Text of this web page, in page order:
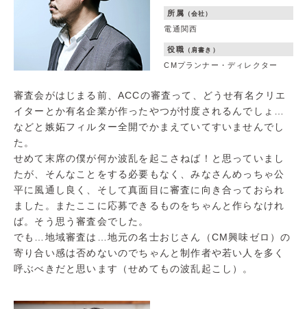
所属 （会社）
電通関西
役職 （肩書き）
CMプランナー・ディレクター
審査会がはじまる前、ACCの審査って、どうせ有名クリエ
イターとか有名企業が作ったやつが忖度されるんでしょ…
などと嫉妬フィルター全開でかまえていてすいませんでし
た。
せめて末席の僕が何か波乱を起こさねば！と思っていまし
たが、そんなことをする必要もなく、みなさんめっちゃ公
平に風通し良く、そして真面目に審査に向き合っておられ
ました。またここに応募できるものをちゃんと作らなけれ
ば。そう思う審査会でした。
でも…地域審査は…地元の名士おじさん（CM興味ゼロ）の
寄り合い感は否めないのでちゃんと制作者や若い人を多く
呼ぶべきだと思います（せめてもの波乱起こし）。